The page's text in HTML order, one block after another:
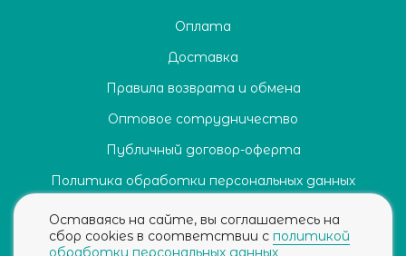
Оплата
Доставка
Правила возврата и обмена
Оптовое сотрудничество
Публичный договор-оферта
Политика обработки персональных данных
Согласие на обработку персональных данных
Оставаясь на сайте, вы соглашаетесь на
сбор cookies в соответствии с политикой
обработки персональных данных